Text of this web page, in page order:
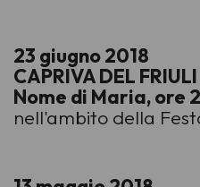
23 giugno 2018
CAPRIVA DEL
Nome di Maria, ore
nell'ambito della